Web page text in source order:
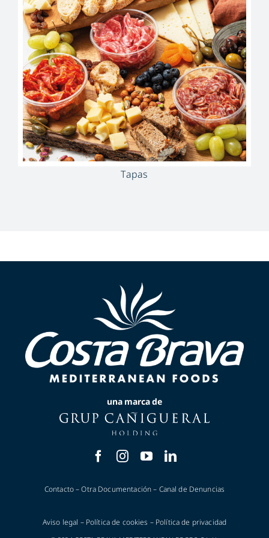
Tapas
una marca de
Contacto–Otra Documentación– Canal de Denuncias
Aviso legal – Política de cookies – Política de privacidad